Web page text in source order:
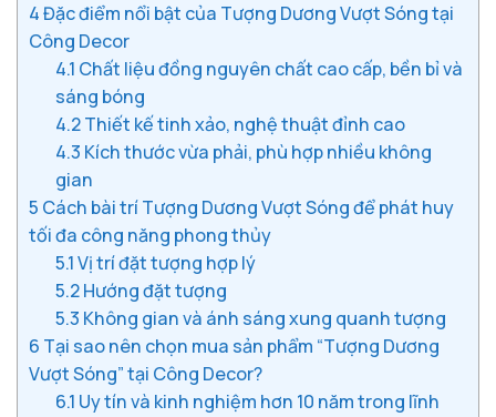
4Đặc điểm nổi bật của Tượng Dương Vượt Sóng tại
Công Decor
4.1 Chất liệu đồng nguyên chất cao cấp, bền bỉ và
sáng bóng
4.2Thiết kế tinh xảo, nghệ thuật đỉnh cao
4.3 Kích thước vừa phải, phù hợp nhiều không
gian
5 Cách bài trí Tượng Dương Vượt Sóng để phát huy
tối đa công năng phong thủy
5.1Vị trí đặt tượng hợp lý
5.2Hướng đặt tượng
5.3 Không gian và ánh sáng xung quanh tượng
6 Tại sao nên chọn mua sản phẩm “Tượng Dương
Vượt Sóng” tại Công Decor?
6.1 Uy tín và kinh nghiệm hơn 10 năm trong lĩnh